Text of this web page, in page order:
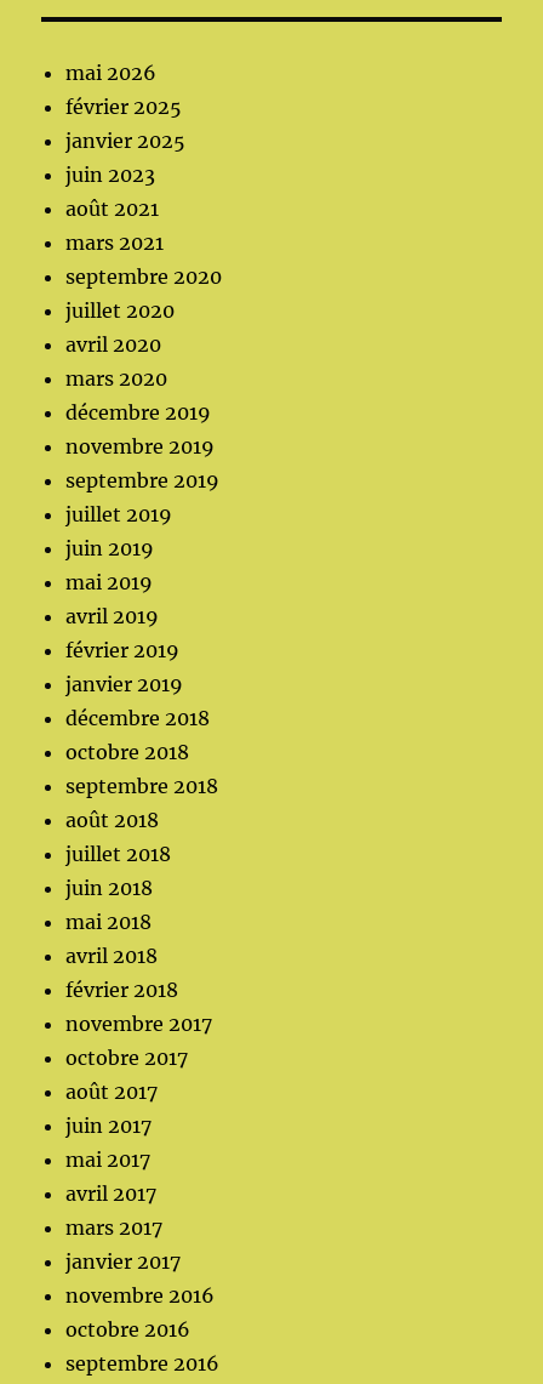
mai 2026
février 2025
janvier 2025
juin 2023
août 2021
mars 2021
septembre 2020
juillet 2020
avril 2020
mars 2020
décembre 2019
novembre 2019
septembre 2019
juillet 2019
juin 2019
mai 2019
avril 2019
février 2019
janvier 2019
décembre 2018
octobre 2018
septembre 2018
août 2018
juillet 2018
juin 2018
mai 2018
avril 2018
février 2018
novembre 2017
octobre 2017
août 2017
juin 2017
mai 2017
avril 2017
mars 2017
janvier 2017
novembre 2016
octobre 2016
septembre 2016